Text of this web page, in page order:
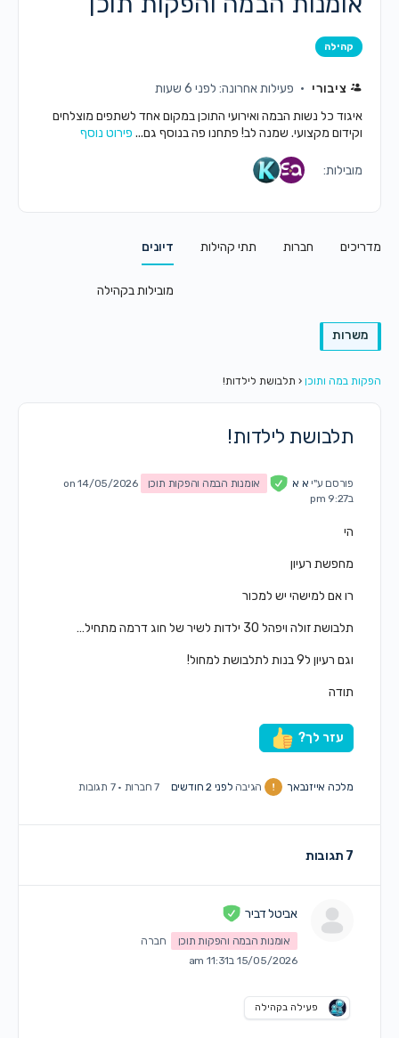
קהילה
ציבורי
פעילות אחרונה: לפני 6 שעות
איגוד כל נשות הבמה ואירועי התוכן במקום אחד לשתפים מוצלחים
וקידום מקצועי. שמנה לב! פתחנו פה בנוסף גם...פירוט נוסף
מובילות:
מדריכים חברות תתי קהילות דיונים
מובילות בקהילה
משרות
הפקות במה ותוכן ‹ תלבושת לילדות!
תלבושת לילדות!
פורסם ע"יא א אומנות הבמה והפקות תוכן
on 14/05/2026
ב9:27 pm
הי
מחפשת רעיון
רו אם למישהי יש למכור
תלבושת זולה ויפהל 30 ילדות לשיר של חוג דרמה מתחיל…
וגם רעיון ל9 בנות לתלבושת למחול!
תודה
עזר לך?
מלכה אייזנבאך הגיבהלפני 2 חודשים 7 חברות · 7 תגובות
7 תגובות
אביטל דביר
אומנות הבמה והפקות תוכן
חברה
15/05/2026 ב11:31 am
פעילה בקהילה